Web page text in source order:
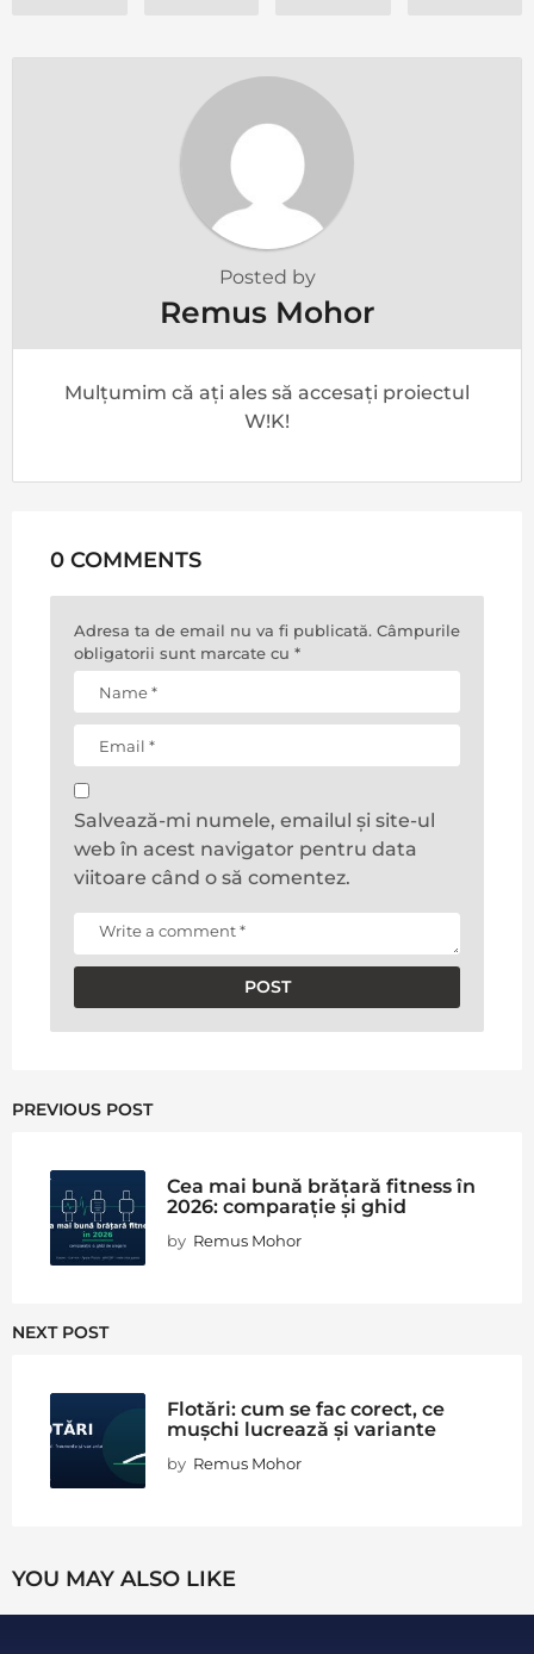
Posted by
Remus Mohor
Mulțumim că ați ales să accesați proiectul
W!K!
0 COMMENTS
Adresa ta de email nu va fi publicată. Câmpurile
obligatorii sunt marcate cu *
Salvează-mi numele, emailul și site-ul
web în acest navigator pentru data
viitoare când o să comentez.
PREVIOUS POST
Cea mai bună brățară fitness în
2026: comparație și ghid
by Remus Mohor
NEXT POST
Flotări: cum se fac corect, ce
mușchi lucrează și variante
by Remus Mohor
YOU MAY ALSO LIKE